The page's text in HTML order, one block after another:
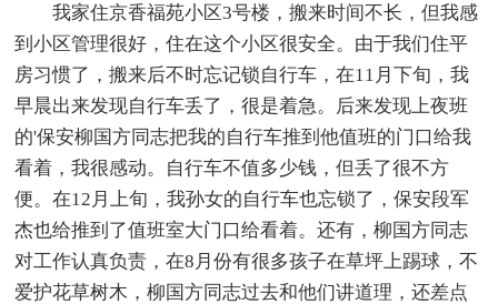
我家住京香福苑小区3号楼，搬来时间不长，但我感
到小区管理很好，住在这个小区很安全。由于我们住平
房习惯了，搬来后不时忘记锁自行车，在11月下旬，我
早晨出来发现自行车丢了，很是着急。后来发现上夜班
的'保安柳国方同志把我的自行车推到他值班的门口给我
看着，我很感动。自行车不值多少钱，但丢了很不方
便。在12月上旬，我孙女的自行车也忘锁了，保安段军
杰也给推到了值班室大门口给看着。还有，柳国方同志
对工作认真负责，在8月份有很多孩子在草坪上踢球，不
爱护花草树木，柳国方同志过去和他们讲道理，还差点